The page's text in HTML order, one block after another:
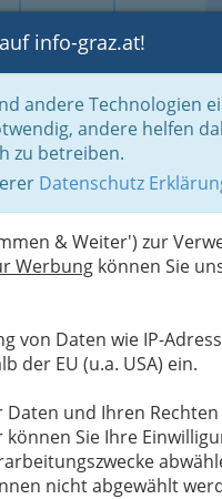
Login Toggle
info-graz.at!
andere Technologien
andere helfen
zu betreiben.
Datenschutz
& Weiter') zur
Werbung können Sie
von Daten wie IP-
der EU (u.a. USA) ein.
und Ihren
können Sie Ihre
nicht abgewählt
alle Fälle
Adressen
Apps im
Gewitter, das